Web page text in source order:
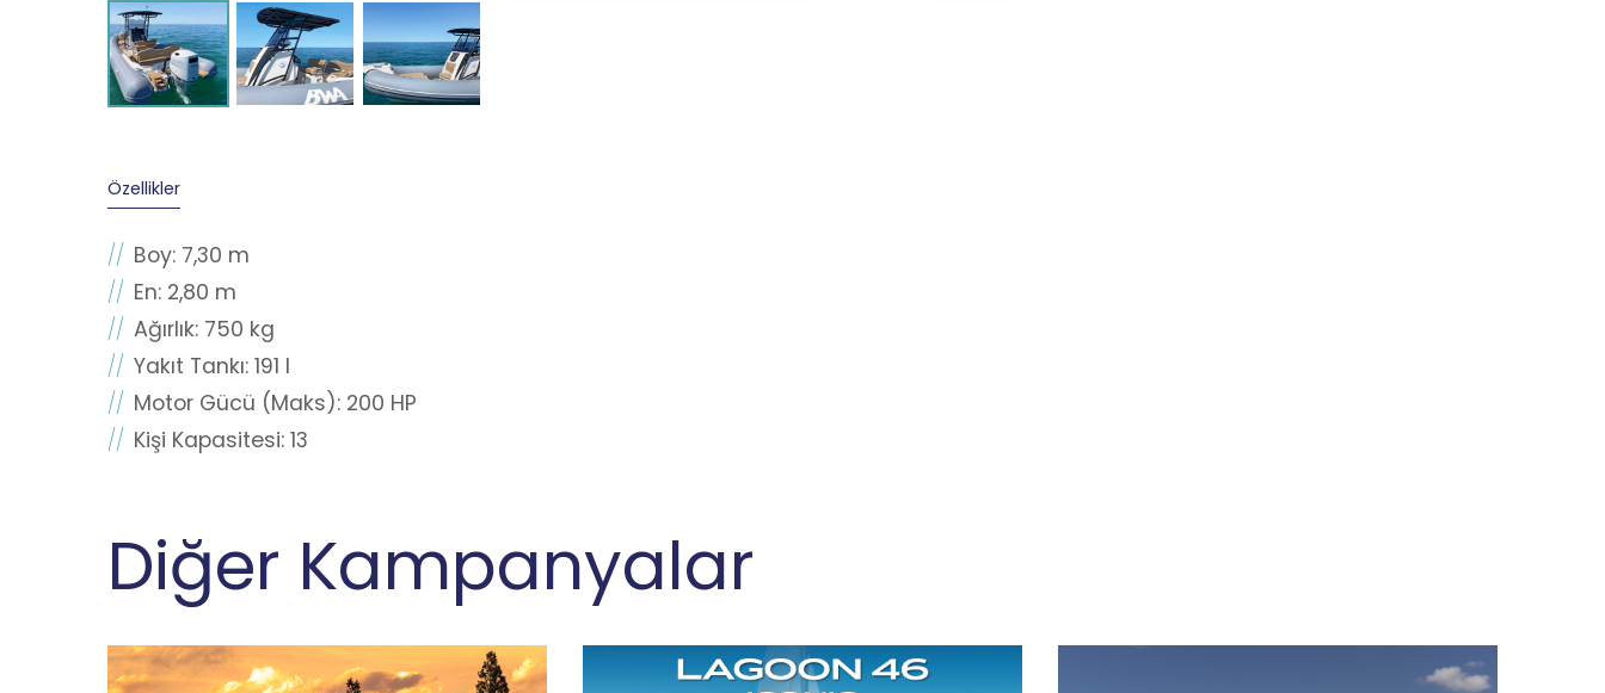
Özellikler
Boy: 7,30 m
En: 2,80 m
Ağırlık: 750 kg
Yakıt Tankı: 191 l
Motor Gücü (Maks): 200 HP
Kişi Kapasitesi: 13
Diğer Kampanyalar